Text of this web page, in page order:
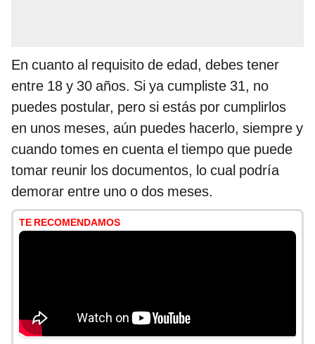
En cuanto al requisito de edad, debes tener
entre 18 y 30 años. Si ya cumpliste 31, no
puedes postular, pero si estás por cumplirlos
en unos meses, aún puedes hacerlo, siempre y
cuando tomes en cuenta el tiempo que puede
tomar reunir los documentos, lo cual podría
demorar entre uno o dos meses.
TE RECOMENDAMOS